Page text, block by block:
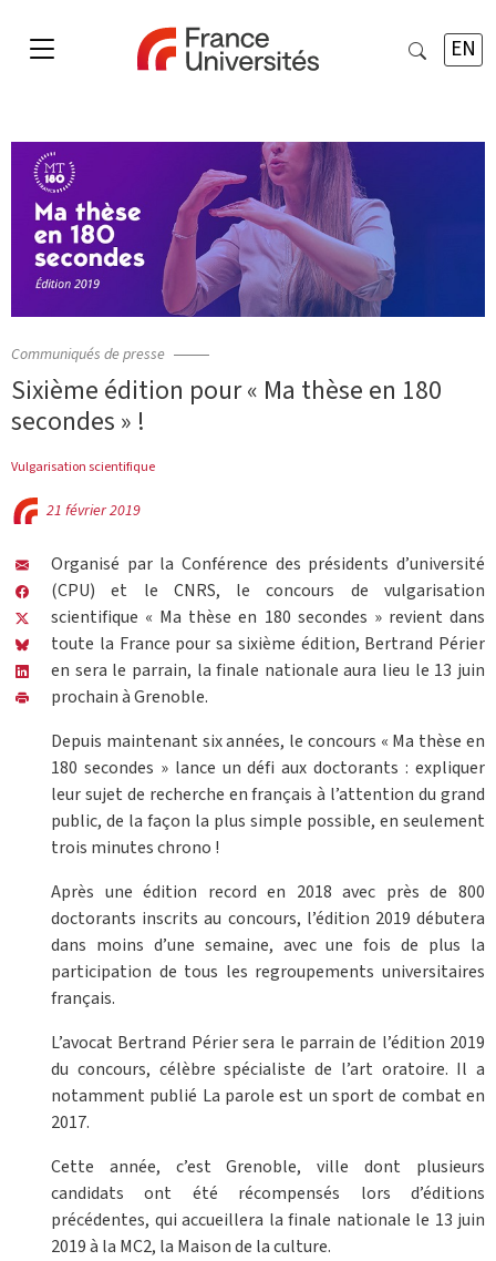
EN
Communiqués de presse
Sixième édition pour « Ma thèse en 180
secondes » !
Vulgarisation scientifique
21 février 2019
Organisé par la Conférence des présidents d’université
(CPU) et le CNRS, le concours de vulgarisation
scientifique « Ma thèse en 180 secondes » revient dans
toute la France pour sa sixième édition, Bertrand Périer
en sera le parrain, la finale nationale aura lieu le 13 juin
prochain à Grenoble.
Depuis maintenant six années, le concours « Ma thèse en
180 secondes » lance un défi aux doctorants : expliquer
leur sujet de recherche en français à l’attention du grand
public, de la façon la plus simple possible, en seulement
trois minutes chrono !
Après une édition record en 2018 avec près de 800
doctorants inscrits au concours, l’édition 2019 débutera
dans moins d’une semaine, avec une fois de plus la
participation de tous les regroupements universitaires
français.
L’avocat Bertrand Périer sera le parrain de l’édition 2019
du concours, célèbre spécialiste de l’art oratoire. Il a
notamment publié La parole est un sport de combat en
2017.
Cette année, c’est Grenoble, ville dont plusieurs
candidats ont été récompensés lors d’éditions
précédentes, qui accueillera la finale nationale le 13 juin
2019 à la MC2, la Maison de la culture.